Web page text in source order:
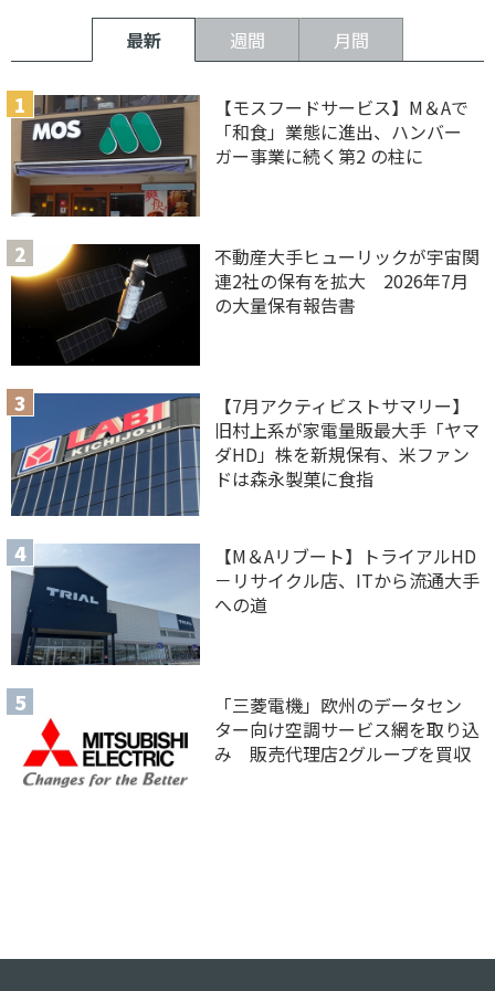
最新 週間 月間
【モスフードサービス】M＆Aで
「和食」業態に進出、ハンバー
ガー事業に続く第2 の柱に
不動産大手ヒューリックが宇宙関
連2社の保有を拡大 2026年7月
の大量保有報告書
【7月アクティビストサマリー】
旧村上系が家電量販最大手「ヤマ
ダHD」株を新規保有、米ファン
ドは森永製菓に食指
【M＆Aリブート】トライアルHD
－リサイクル店、ITから流通大手
への道
「三菱電機」欧州のデータセン
ター向け空調サービス網を取り込
み 販売代理店2グループを買収